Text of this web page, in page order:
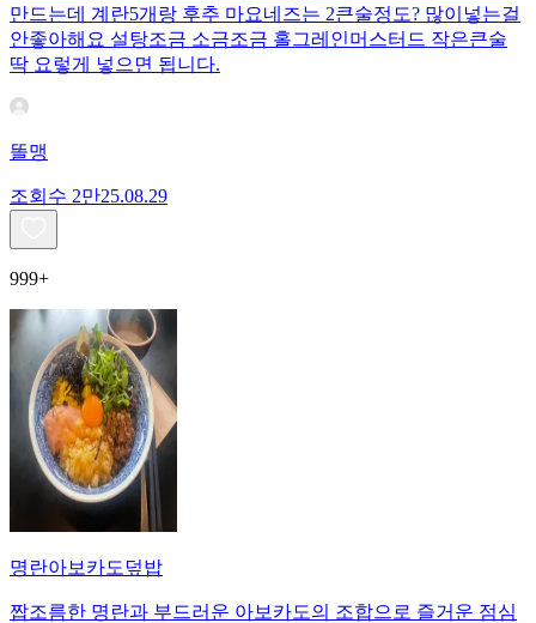
만드는데 계란5개랑 후추 마요네즈는 2큰술정도? 많이넣는걸
안좋아해요 설탕조금 소금조금 홀그레인머스터드 작은큰술
딱 요렇게 넣으면 됩니다.
똘맹
조회수 2만25.08.29
999+
명란아보카도덮밥
짭조름한 명란과 부드러운 아보카도의 조합으로 즐거운 점심